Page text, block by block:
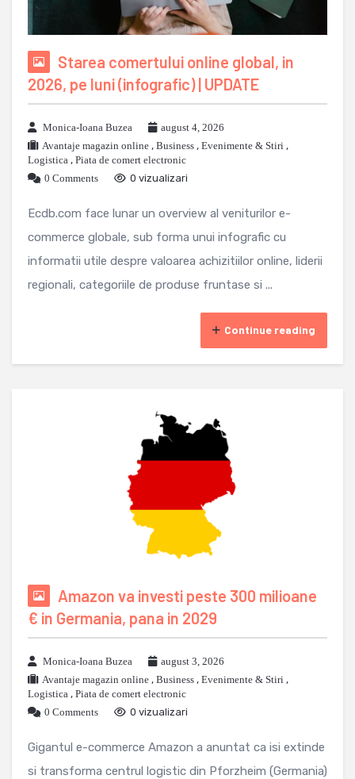
Starea comertului online global, in
2026, pe luni (infografic) | UPDATE
Monica-Ioana Buzea
august 4, 2026
Avantaje magazin online , Business , Evenimente & Stiri ,
Logistica , Piata de comert electronic
0 Comments
0 vizualizari
Ecdb.com face lunar un overview al veniturilor e-
commerce globale, sub forma unui infografic cu
informatii utile despre valoarea achizitiilor online, liderii
regionali, categoriile de produse fruntase si ...
Continue reading
Amazon va investi peste 300 milioane
€ in Germania, pana in 2029
Monica-Ioana Buzea
august 3, 2026
Avantaje magazin online , Business , Evenimente & Stiri ,
Logistica , Piata de comert electronic
0 Comments
0 vizualizari
Gigantul e-commerce Amazon a anuntat ca isi extinde
si transforma centrul logistic din Pforzheim (Germania)